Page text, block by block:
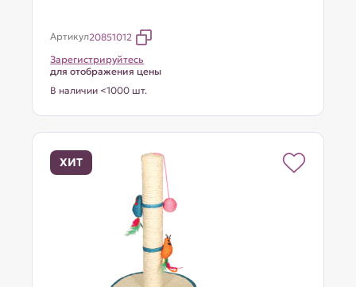
Артикул20851012
Зарегистрируйтесь
для отображения цены
В наличии <1000 шт.
ХИТ